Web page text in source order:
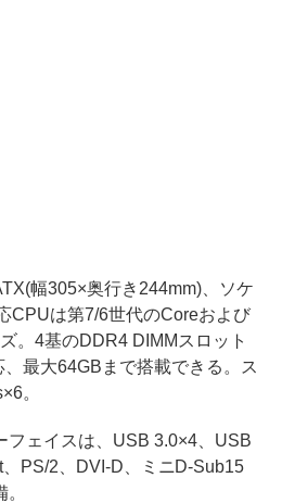
幅305×奥行き244mm)、ソケ
CPUは第7/6世代のCoreおよび
。4基のDDR4 DIMMスロット
最大64GBまで搭載できる。ス
。
ェイスは、USB 3.0×4、USB
PS/2、DVI-D、ミニD-Sub15